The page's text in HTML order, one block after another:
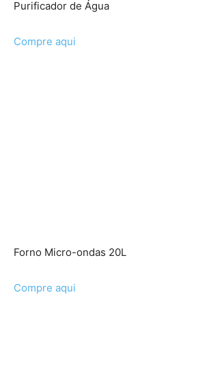
Purificador de Água
Compre aqui
Forno Micro-ondas 20L
Compre aqui